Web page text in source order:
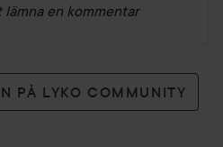
lämna en kommentar
PÅ LYKO COMMUNITY